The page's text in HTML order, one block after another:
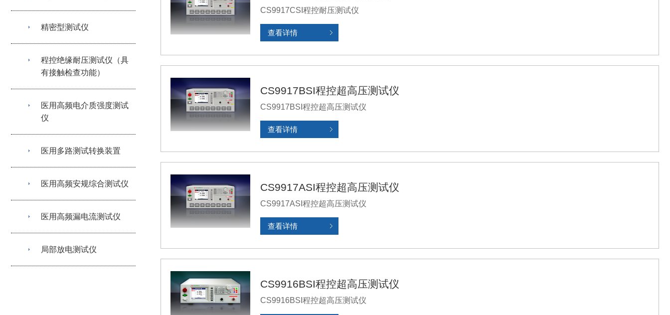
精密型测试仪
程控绝缘耐压测试仪（具
有接触检查功能）
医用高频电介质强度测试
仪
医用多路测试转换装置
医用高频安规综合测试仪
医用高频漏电流测试仪
局部放电测试仪
CS9917CSI程控耐压测试仪
查看详情
CS9917BSI程控超高压测试仪
CS9917BSI程控超高压测试仪
查看详情
CS9917ASI程控超高压测试仪
CS9917ASI程控超高压测试仪
查看详情
CS9916BSI程控超高压测试仪
CS9916BSI程控超高压测试仪